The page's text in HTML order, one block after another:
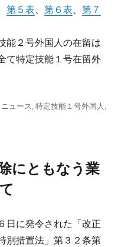
第５表、第６表、第７
能２号外国人の在留は
て特定技能１号在留外
カ
ニュース ,特定技能１号外国人
にともなう業
日に発令された「改正
別措置法」第３２条第